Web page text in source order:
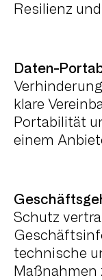
Resilienz
Daten-
klare
Portabilität
einem
Schutz
technische
Maßnahmen